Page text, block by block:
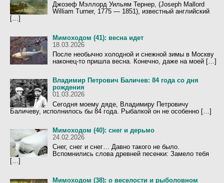
Джозеф Мэллорд Уильям Тернер, (Joseph Mallord
William Turner, 1775 — 1851), известный английский
[…]
Мимоходом (41): весна идет
18.03.2026
После необычно холодной и снежной зимы в Москву
наконец-то пришла весна. Конечно, даже на моей […]
Владимир Петрович Баличев: 84 года со дня
рождения
01.03.2026
Сегодня моему дяде, Владимиру Петровичу
Баличеву, исполнилось бы 84 года. Рыбалкой он не особенно […]
Мимоходом (40): снег и дерьмо
24.02.2026
Снег, снег и снег… Давно такого не было.
Вспомнились слова древней песенки: Замело тебя
[…]
Мимоходом (38): о веселости и рыболовном